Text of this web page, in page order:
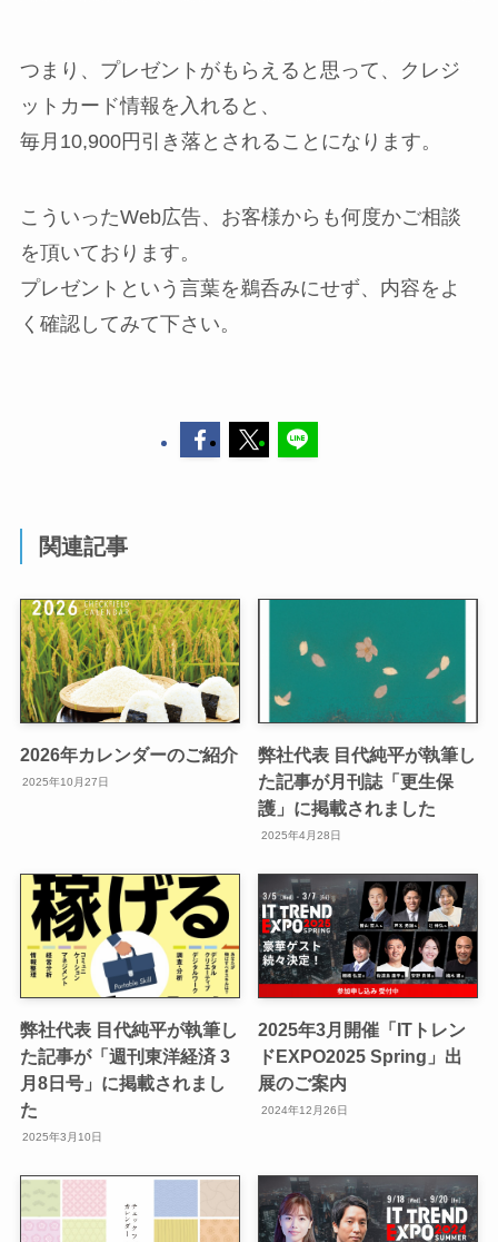
つまり、プレゼントがもらえると思って、クレジ
ットカード情報を入れると、
毎月10,900円引き落とされることになります。
こういったWeb広告、お客様からも何度かご相談
を頂いております。
プレゼントという言葉を鵜呑みにせず、内容をよ
く確認してみて下さい。
関連記事
2026年カレンダーのご紹介
2025年10月27日
弊社代表 目代純平が執筆し
た記事が月刊誌「更生保
護」に掲載されました
2025年4月28日
弊社代表 目代純平が執筆し
た記事が「週刊東洋経済 3
月8日号」に掲載されまし
た
2025年3月10日
2025年3月開催「ITトレン
ドEXPO2025 Spring」出
展のご案内
2024年12月26日